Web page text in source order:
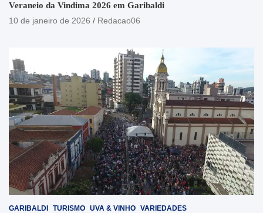
Veraneio da Vindima 2026 em Garibaldi
10 de janeiro de 2026
Redacao06
GARIBALDI TURISMO UVA & VINHO VARIEDADES